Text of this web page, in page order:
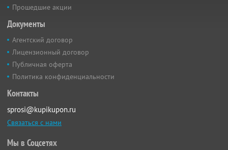
Прошедшие акции
Документы
Агентский договор
Лицензионный договор
Публичная оферта
Политика конфиденциальности
Контакты
sprosi@kupikupon.ru
Связаться с нами
Мы в Соцсетях